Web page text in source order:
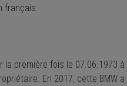
français.
première fois le 07.06.1973 à
En 2017, cette BMW